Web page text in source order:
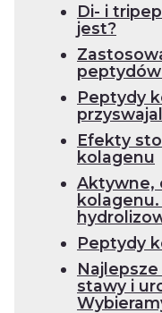
Di- i
jest?
Peptydy
Efekty
kolagenu
Aktywne,
Peptydy
stawy i